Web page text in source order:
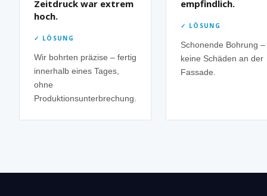
Zeitdruck war extrem
hoch.
✓ LÖSUNG
Wir bohrten präzise – fertig
innerhalb eines Tages,
ohne
Produktionsunterbrechung.
empfindlich.
✓ LÖSUNG
Schonende Bohrung –
keine Schäden an der
Fassade.